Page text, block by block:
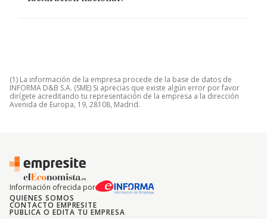
(1) La información de la empresa procede de la base de datos de
INFORMA D&B S.A. (SME) Si aprecias que existe algún error por favor
dirígete acreditando tu representación de la empresa a la dirección
Avenida de Europa, 19, 28108, Madrid.
Información ofrecida por
QUIENES SOMOS
CONTACTO EMPRESITE
PUBLICA O EDITA TU EMPRESA